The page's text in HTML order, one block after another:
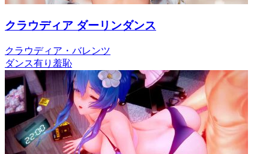
クラウディア ダーリンダンス
クラウディア・バレンツ
ダンス有り 羞恥